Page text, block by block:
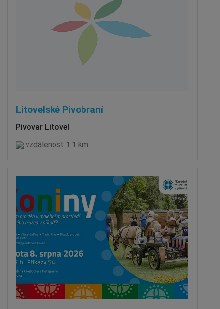
Litovelské Pivobraní
Pivovar Litovel
vzdálenost 1.1 km